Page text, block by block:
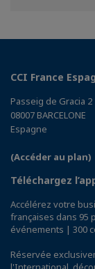
CCI France
Passeig de Gracia 2
08007 BARCELONE
Espagne
(Accéder au plan)
Téléchargez
Accélérez votre
françaises dans 95
événements | 300
Réservée